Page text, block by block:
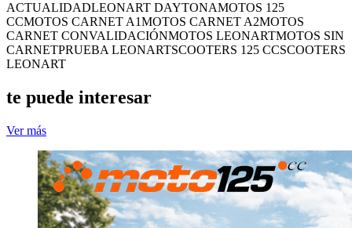
ACTUALIDADLEONART DAYTONAMOTOS 125
CCMOTOS CARNET A1MOTOS CARNET A2MOTOS
CARNET CONVALIDACIÓNMOTOS LEONARTMOTOS SIN
CARNETPRUEBA LEONARTSCOOTERS 125 CCSCOOTERS
LEONART
te puede interesar
Ver más